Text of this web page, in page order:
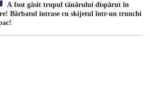
A fost găsit trupul tânărului dispărut în
Bărbatul intrase cu skijetul într-un trunchi